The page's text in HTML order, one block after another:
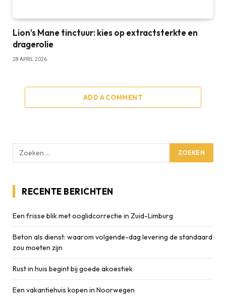
Lion’s Mane tinctuur: kies op extractsterkte en
dragerolie
28 APRIL 2026
ADD A COMMENT
RECENTE BERICHTEN
Een frisse blik met ooglidcorrectie in Zuid-Limburg
Beton als dienst: waarom volgende-dag levering de standaard
zou moeten zijn
Rust in huis begint bij goede akoestiek
Een vakantiehuis kopen in Noorwegen